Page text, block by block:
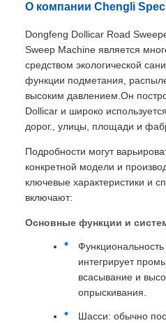
О компании Chengli
Dongfeng Dollicar Road
Sweep Machine является
средством экологической
функции подметания,
высоким давлением.Он
Dollicar и широко
дорог., улицы, площади и
Подробности могут
конкретной модели и
ключевые характеристики и
включают:
Основные функции и
интегрирует
всасывание и
опрыскивания.
Шасси: обычно